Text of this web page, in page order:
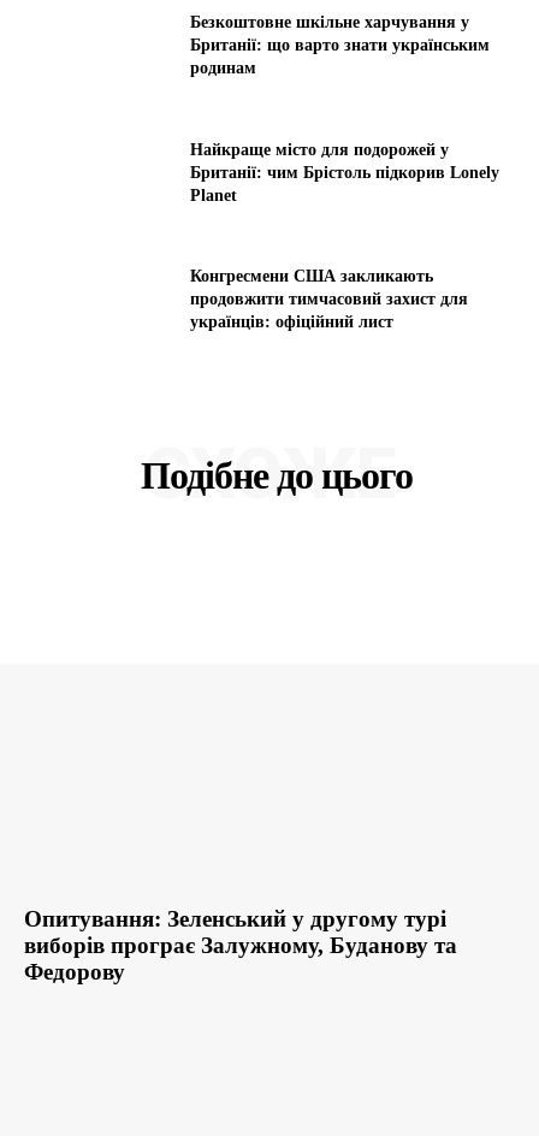
Безкоштовне шкільне харчування у
Британії: що варто знати українським
родинам
Найкраще місто для подорожей у
Британії: чим Брістоль підкорив Lonely
Planet
Конгресмени США закликають
продовжити тимчасовий захист для
українців: офіційний лист
Подібне до цього
СХОЖЕ
Опитування: Зеленський у другому турі
виборів програє Залужному, Буданову та
Федорову